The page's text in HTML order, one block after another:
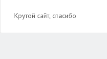
Крутой сайт, спасибо